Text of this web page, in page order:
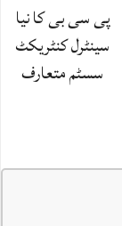
پی سی بی کا نیا
سینٹرل کنٹریکٹ
سسٹم متعارف